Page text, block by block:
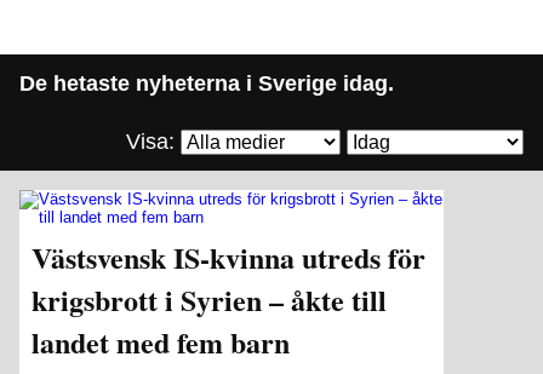
De hetaste nyheterna i Sverige idag.
Visa:
Västsvensk IS-kvinna utreds för
krigsbrott i Syrien – åkte till
landet med fem barn